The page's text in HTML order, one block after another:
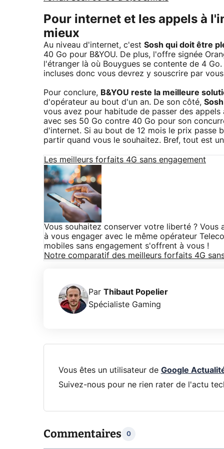
Pour internet et les appels à
mieux
Au niveau d'internet, c'est Sosh qui doit être
40 Go pour B&YOU. De plus, l'offre signée
l'étranger là où Bouygues se contente de 4
incluses donc vous devrez y souscrire par
Pour conclure, B&YOU reste la meilleure
d'opérateur au bout d'un an. De son côté,
vous avez pour habitude de passer des
avec ses 50 Go contre 40 Go pour son
d'internet. Si au bout de 12 mois le prix passe
partir quand vous le souhaitez. Bref, tout est
Les meilleurs forfaits 4G sans engagement
Vous souhaitez conserver votre liberté ?
à vous engager avec le même opérateur
mobiles sans engagement s'offrent à vous !
Notre comparatif des meilleurs forfaits 4G
Par Thibaut Popelier
Spécialiste Gaming
Vous êtes un utilisateur de Google
Suivez-nous pour ne rien rater de l'actu
Commentaires 0